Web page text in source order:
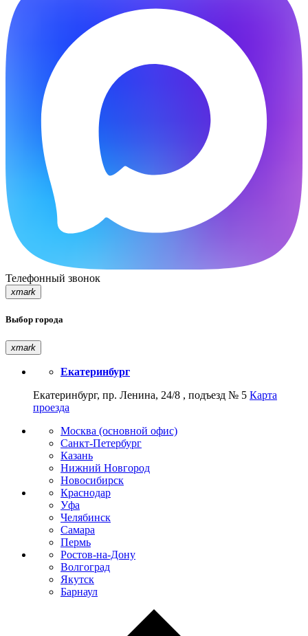
Телефонный звонок
xmark
Выбор города
xmark
Екатеринбург
Екатеринбург, пр. Ленина, 24/8 , подъезд № 5 Карта
проезда
Москва (основной офис)
Санкт-Петербург
Казань
Нижний Новгород
Новосибирск
Краснодар
Уфа
Челябинск
Самара
Пермь
Ростов-на-Дону
Волгоград
Якутск
Барнаул